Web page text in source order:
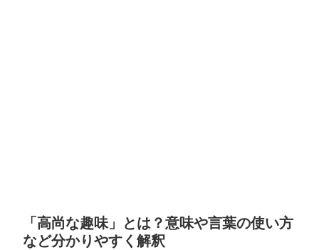
「高尚な趣味」とは？意味や言葉の使い方
など分かりやすく解釈